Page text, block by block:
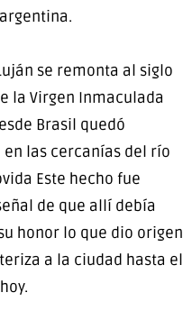
se remonta al siglo
la Virgen Inmaculada
Brasil quedó
las cercanías del río
Este hecho fue
de que allí debía
honor lo que dio origen
a la ciudad hasta el